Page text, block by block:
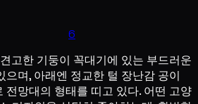
6
고한 기둥이 꼭대기에 있는 부드러운
으며, 아래엔 정교한 털 장난감 공이
전망대의 형태를 띠고 있다. 어떤 고양